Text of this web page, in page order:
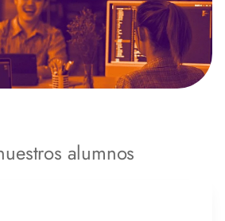
alumnos